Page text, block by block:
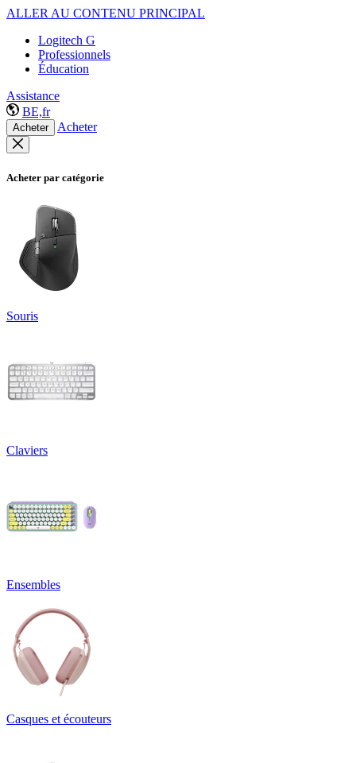
ALLER AU CONTENU PRINCIPAL
Logitech G
Professionnels
Éducation
Assistance
BE,fr
Acheter Acheter
Acheter par catégorie
Souris
Claviers
Ensembles
Casques et écouteurs